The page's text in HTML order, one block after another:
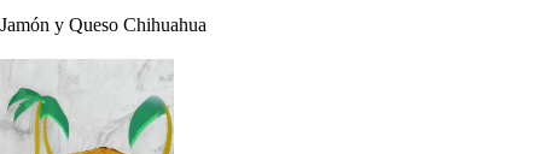
Jamón y Queso Chihuahua